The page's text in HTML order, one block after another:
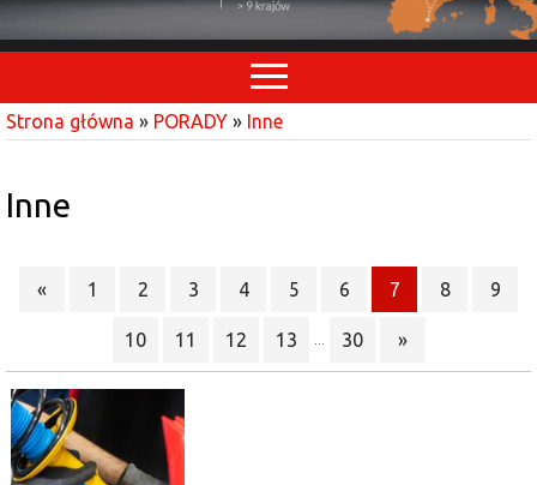
Strona główna » PORADY » Inne
Inne
« 1 2 3 4 5 6 7 8 9
10 11 12 13 30 »